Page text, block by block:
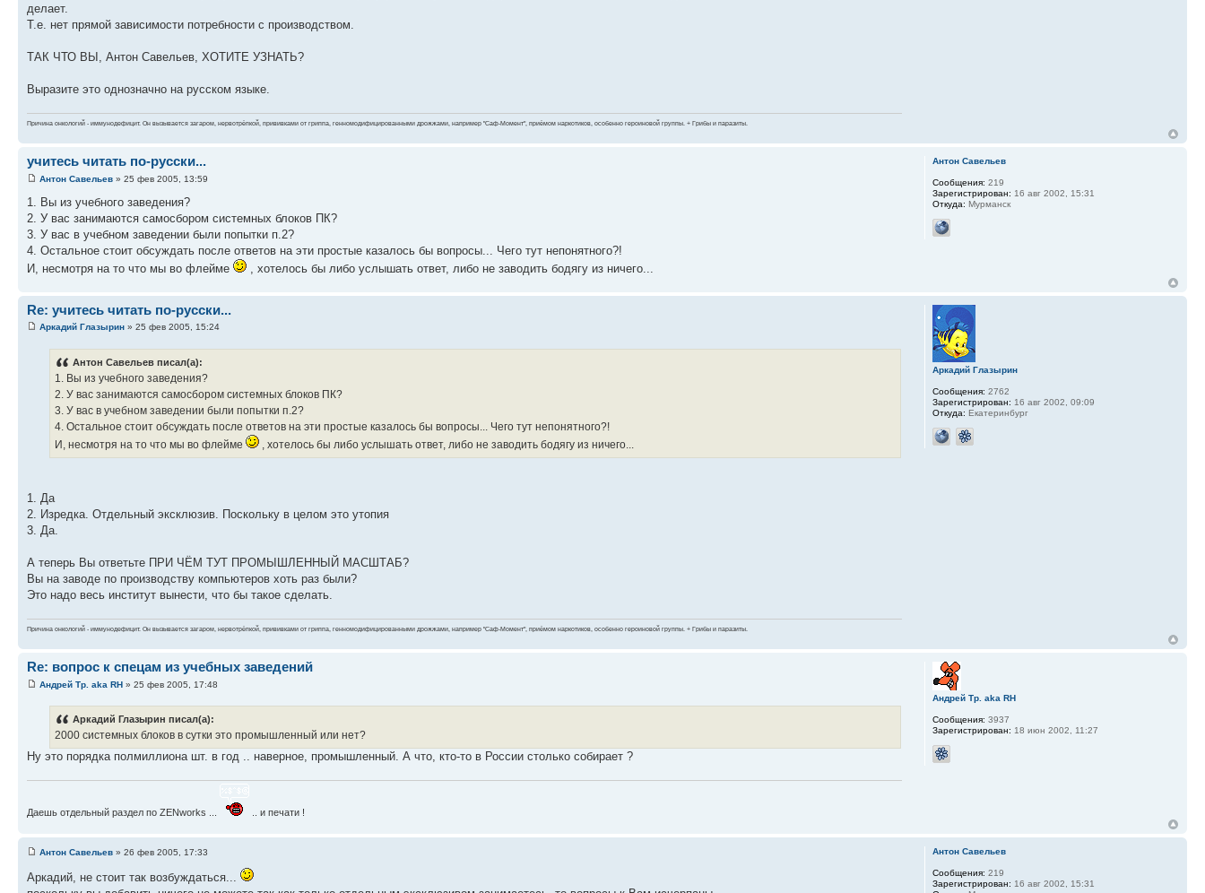
делает.
Т.е. нет прямой зависимости потребности с производством.
ТАК ЧТО ВЫ, Антон Савельев, ХОТИТЕ УЗНАТЬ?
Выразите это однозначно на русском языке.
Причина онкологий - иммунодефицит. Он вызывается загаром, нервотрёпкой, прививками от гриппа, генномодифицированными дрожжами, например "Саф-Момент", приёмом наркотиков, особенно героиновой группы. + Грибы и паразиты.
учитесь читать по-русски...
Антон Савельев » 25 фев 2005, 13:59
1. Вы из учебного заведения?
2. У вас занимаются самосбором системных блоков ПК?
3. У вас в учебном заведении были попытки п.2?
4. Остальное стоит обсуждать после ответов на эти простые казалось бы вопросы... Чего тут непонятного?!
И, несмотря на то что мы во флейме
, хотелось бы либо услышать ответ, либо не заводить бодягу из ничего...
Антон Савельев
Сообщения: 219
Зарегистрирован: 16 авг 2002, 15:31
Откуда: Мурманск
Re: учитесь читать по-русски...
Аркадий Глазырин » 25 фев 2005, 15:24
Антон Савельев писал(а):
1. Вы из учебного заведения?
2. У вас занимаются самосбором системных блоков ПК?
3. У вас в учебном заведении были попытки п.2?
4. Остальное стоит обсуждать после ответов на эти простые казалось бы вопросы... Чего тут непонятного?!
И, несмотря на то что мы во флейме
, хотелось бы либо услышать ответ, либо не заводить бодягу из ничего...
1. Да
2. Изредка. Отдельный эксклюзив. Поскольку в целом это утопия
3. Да.
А теперь Вы ответьте ПРИ ЧЁМ ТУТ ПРОМЫШЛЕННЫЙ МАСШТАБ?
Вы на заводе по производству компьютеров хоть раз были?
Это надо весь институт вынести, что бы такое сделать.
Причина онкологий - иммунодефицит. Он вызывается загаром, нервотрёпкой, прививками от гриппа, генномодифицированными дрожжами, например "Саф-Момент", приёмом наркотиков, особенно героиновой группы. + Грибы и паразиты.
Аркадий Глазырин
Сообщения: 2762
Зарегистрирован: 16 авг 2002, 09:09
Откуда: Екатеринбург
Re: вопрос к спецам из учебных заведений
Андрей Тр. aka RH » 25 фев 2005, 17:48
Аркадий Глазырин писал(а):
2000 системных блоков в сутки это промышленный или нет?
Ну это порядка полмиллиона шт. в год .. наверное, промышленный. А что, кто-то в России столько собирает ?
Даешь отдельный раздел по ZENworks ... .. и печати !
Андрей Тр. aka RH
Сообщения: 3937
Зарегистрирован: 18 июн 2002, 11:27
Антон Савельев » 26 фев 2005, 17:33
Аркадий, не стоит так возбуждаться...
Антон Савельев
Сообщения: 219
Зарегистрирован: 16 авг 2002, 15:31